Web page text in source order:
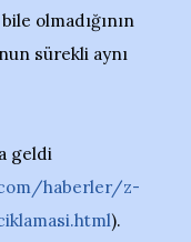
olmadığının
sürekli aynı
geldi
haberler/z-
).